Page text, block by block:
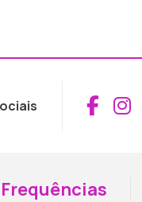
Frequências